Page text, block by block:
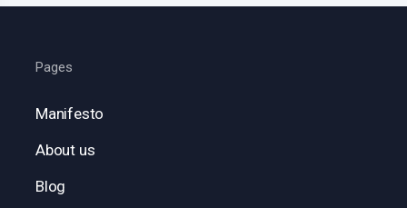
Pages
Manifesto
About us
Blog